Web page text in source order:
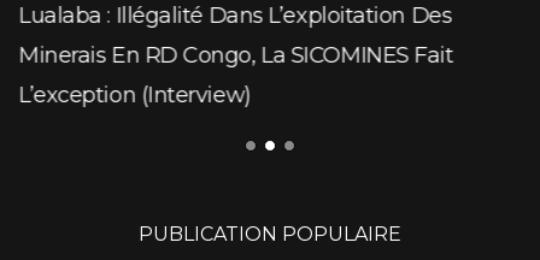
Lualaba : Illégalité Dans L’exploitation Des
Minerais En RD Congo, La SICOMINES Fait
L’exception (Interview)
PUBLICATION POPULAIRE